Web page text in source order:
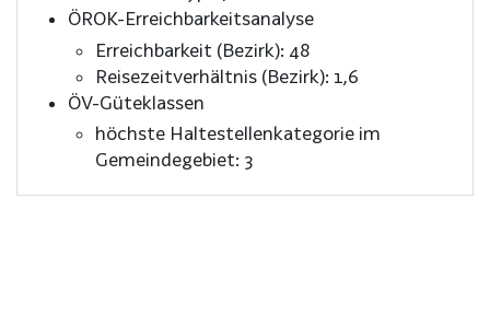
ÖROK-Erreichbarkeitsanalyse
Erreichbarkeit (Bezirk): 48
Reisezeitverhältnis (Bezirk): 1,6
ÖV-Güteklassen
höchste Haltestellenkategorie im
Gemeindegebiet: 3